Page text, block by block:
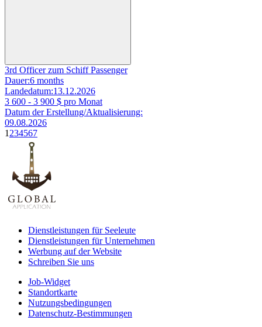
3rd Officer zum Schiff Passenger
Dauer:6 months
Landedatum:13.12.2026
3 600 - 3 900 $ pro Monat
Datum der Erstellung/Aktualisierung:
09.08.2026
1 234567
Dienstleistungen für Seeleute
Dienstleistungen für Unternehmen
Werbung auf der Website
Schreiben Sie uns
Job-Widget
Standortkarte
Nutzungsbedingungen
Datenschutz-Bestimmungen